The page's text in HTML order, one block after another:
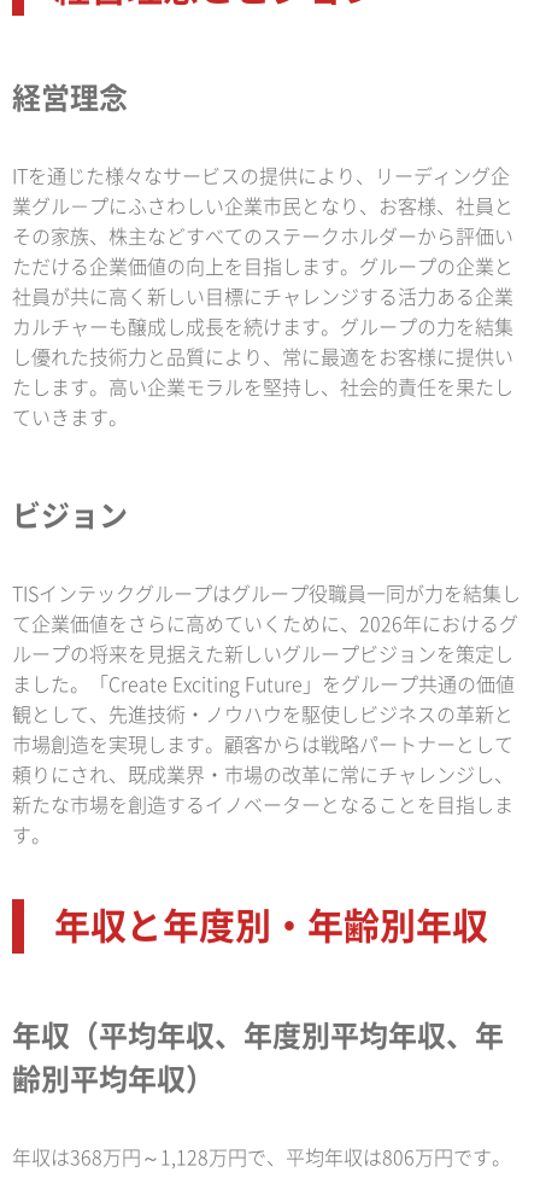
経営理念
ITを通じた様々なサービスの提供により、リーディング企
業グル－プにふさわしい企業市民となり、お客様、社員と
その家族、株主などすべてのステークホルダーから評価い
ただける企業価値の向上を目指します。グループの企業と
社員が共に高く新しい目標にチャレンジする活力ある企業
カルチャーも醸成し成長を続けます。グループの力を結集
し優れた技術力と品質により、常に最適をお客様に提供い
たします。高い企業モラルを堅持し、社会的責任を果たし
ていきます。
ビジョン
TISインテックグループはグループ役職員一同が力を結集し
て企業価値をさらに高めていくために、2026年におけるグ
ループの将来を見据えた新しいグループビジョンを策定し
ました。「Create Exciting Future」をグループ共通の価値
観として、先進技術・ノウハウを駆使しビジネスの革新と
市場創造を実現します。顧客からは戦略パートナーとして
頼りにされ、既成業界・市場の改革に常にチャレンジし、
新たな市場を創造するイノベーターとなることを目指しま
す。
年収と年度別・年齢別年収
年収（平均年収、年度別平均年収、年
齢別平均年収）
年収は368万円～1,128万円で、平均年収は806万円です。